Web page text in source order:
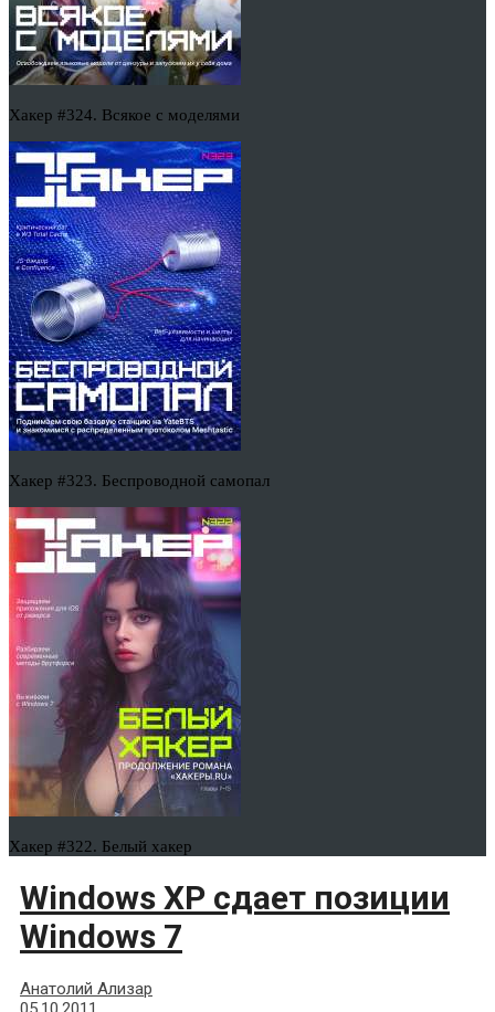
Хакер #324. Всякое с моделями
Хакер #323. Беспроводной самопал
Хакер #322. Белый хакер
Windows XP cдает позиции
Windows 7
Анатолий Ализар